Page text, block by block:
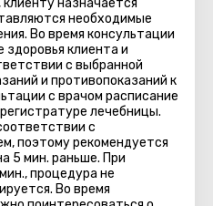
назначается
необходимые
Во время консультации
здоровья клиента и
с выбранной
и противопоказаний к
с врачом расписание
лечебницы.
с
поэтому рекомендуется
5 мин. раньше. При
процедура не
Во время